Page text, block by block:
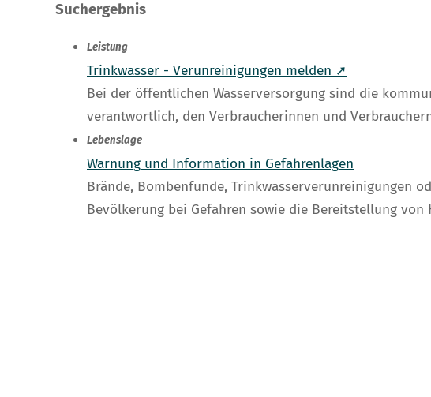
Suchergebnis
Leistung
Trinkwasser - Verunreinigungen melden ➚
Bei der öffentlichen Wasserversorgung sind die
verantwortlich, den Verbraucherinnen und
Lebenslage
Warnung und Information in Gefahrenlagen
Brände, Bombenfunde, Trinkwasserverunreinigungen
Bevölkerung bei Gefahren sowie die Bereitstellung